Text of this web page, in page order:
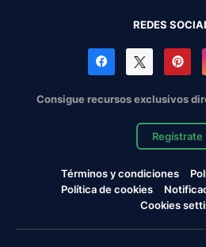
REDES
Consigue recursos exclusivos
Regístrate
Términos y condiciones
Política de cookies
Cookies